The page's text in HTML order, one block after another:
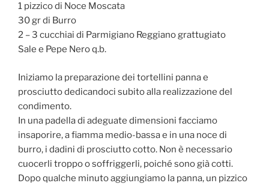
1 pizzico di Noce Moscata
30 gr di Burro
2 – 3 cucchiai di Parmigiano Reggiano grattugiato
Sale e Pepe Nero q.b.
Iniziamo la preparazione dei tortellini panna e
prosciutto dedicandoci subito alla realizzazione del
condimento.
In una padella di adeguate dimensioni facciamo
insaporire, a fiamma medio-bassa e in una noce di
burro, i dadini di prosciutto cotto. Non è necessario
cuocerli troppo o soffriggerli, poiché sono già cotti.
Dopo qualche minuto aggiungiamo la panna, un pizzico